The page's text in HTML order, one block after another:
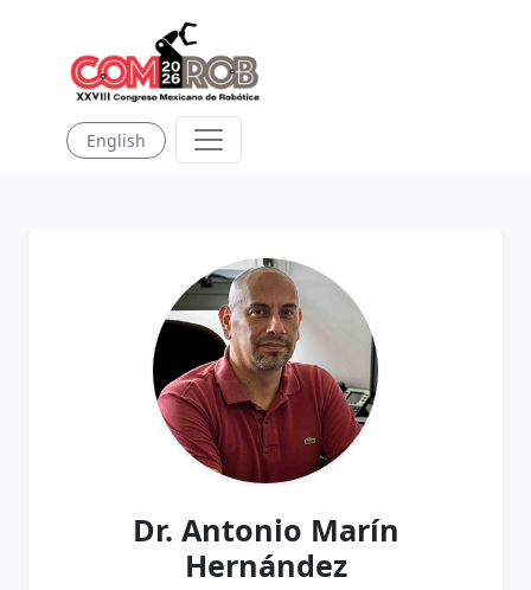
English
Dr. Antonio Marín
Hernández